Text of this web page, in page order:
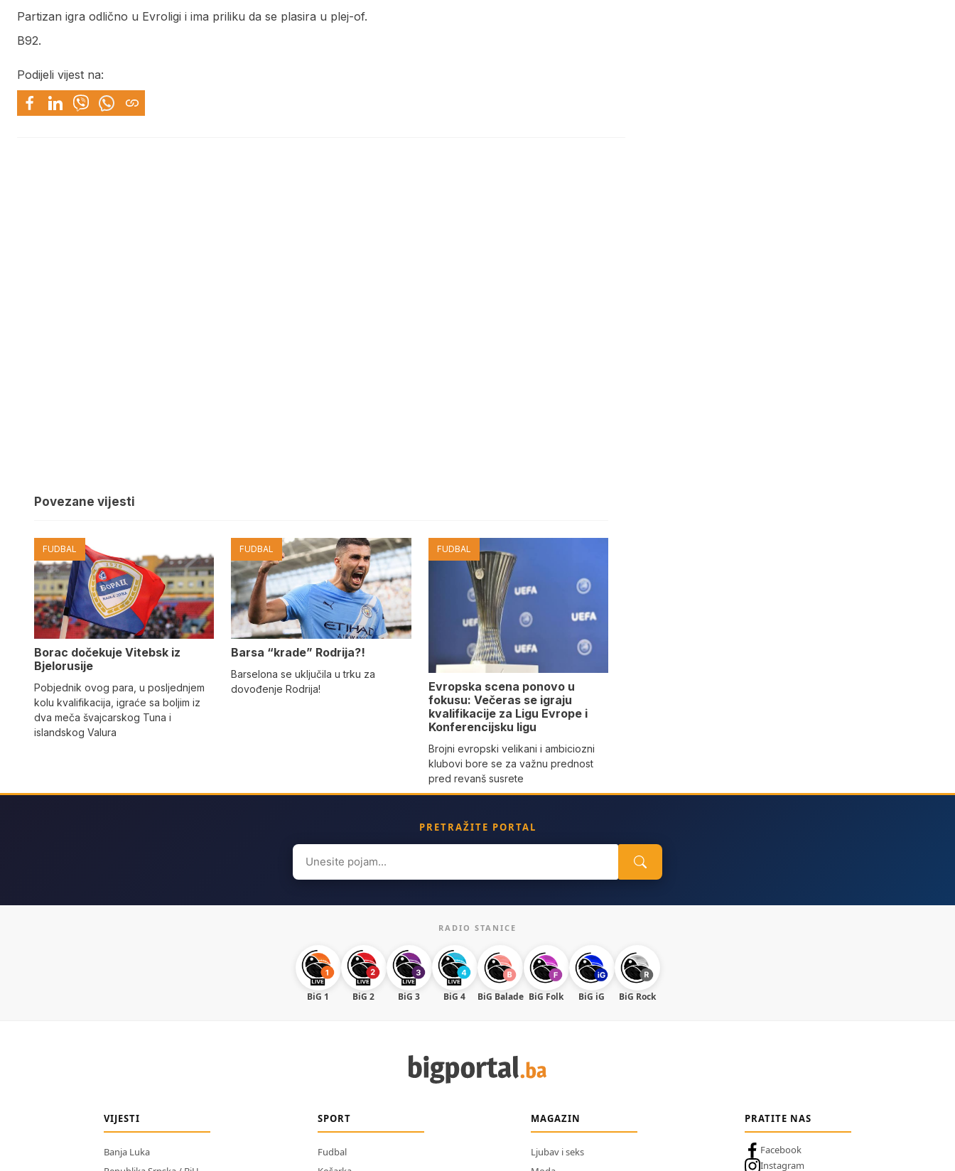
Partizan igra odlično u Evroligi i ima priliku da se plasira u plej-of.
B92.
Podijeli vijest na:
Povezane vijesti
FUDBAL
Borac dočekuje Vitebsk iz
Bjelorusije
Pobjednik ovog para, u posljednjem
kolu kvalifikacija, igraće sa boljim iz
dva meča švajcarskog Tuna i
islandskog Valura
FUDBAL
Barsa “krade” Rodrija?!
Barselona se uključila u trku za
dovođenje Rodrija!
FUDBAL
Evropska scena ponovo u
fokusu: Večeras se igraju
kvalifikacije za Ligu Evrope i
Konferencijsku ligu
Brojni evropski velikani i ambiciozni
klubovi bore se za važnu prednost
pred revanš susrete
PRETRAŽITE PORTAL
Search
for:
RADIO STANICE
BiG 1 BiG 2 BiG 3 BiG 4 BiG Balade BiG Folk BiG iG BiG Rock
VIJESTI
Banja Luka
SPORT
Fudbal
MAGAZIN
Ljubav i seks
PRATITE NAS
Facebook
Instagram